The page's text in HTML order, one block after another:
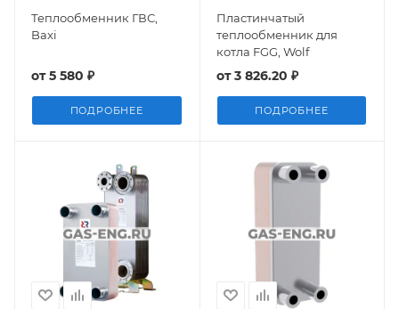
Теплообменник ГВС,
Baxi
от5 580 ₽
ПОДРОБНЕЕ
Пластинчатый
теплообменник для
котла FGG, Wolf
от3 826.20 ₽
ПОДРОБНЕЕ